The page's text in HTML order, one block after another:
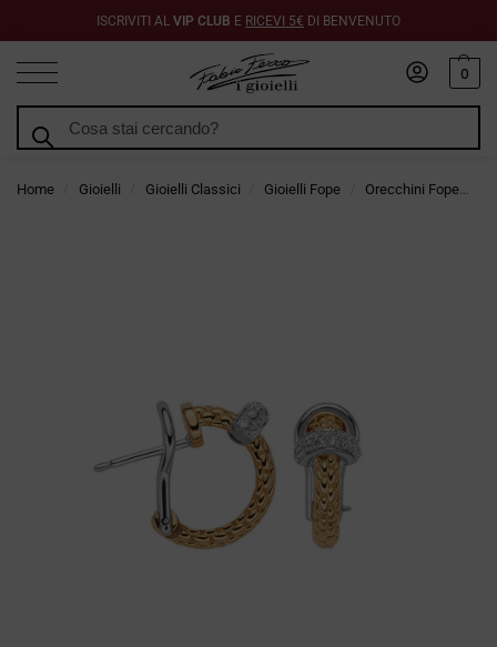
ISCRIVITI AL VIP CLUB E RICEVI 5€ DI BENVENUTO
0
Home Gioielli Gioielli Classici Gioielli Fope Orecchini Fope